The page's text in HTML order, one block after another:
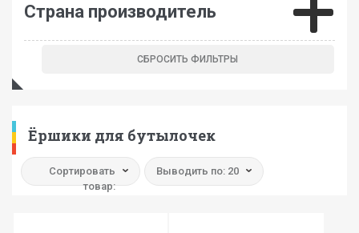
Страна производитель
Ёршики для бутылочек
Сортировать
товар:
Выводить по: 20